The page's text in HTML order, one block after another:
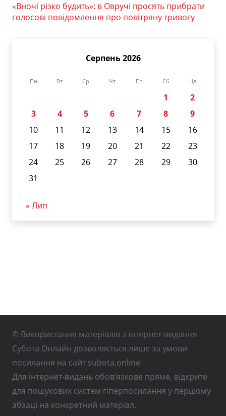
«Вночі різко будить»: в Овручі просять прибрати
голосові повідомлення про повітряну тривогу
Серпень 2026
Пн Вт Ср Чт Пт Сб Нд
1
2
3
4 5 6 7 8
9
10
11 12 13 14 15
16
17
18 19 20 21 22
23
24
25 26 27 28 29
30
31
« Лип
© Використання матеріалів з інтернет-видання
Субота Онлайн дозволяється лише за умови
посилання на сайт subota.online
Для інтернет-видань обов’язкове пряме, відкрите
для пошукових систем гіперпосилання у першому
абзаці на конкретний матеріал.